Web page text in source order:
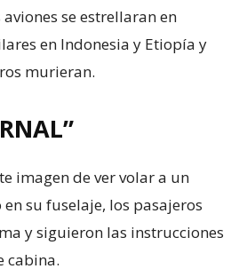
se estrellaran en
en Indonesia y Etiopía y
murieran.
imagen de ver volar a un
su fuselaje, los pasajeros
y siguieron las instrucciones
cabina.